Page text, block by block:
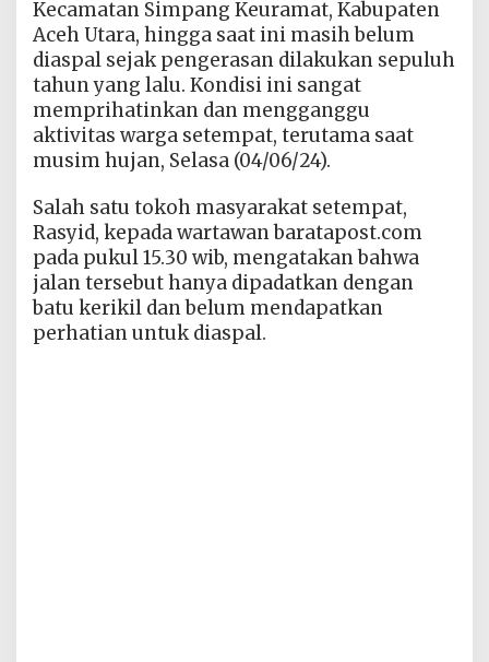
Kecamatan Simpang Keuramat, Kabupaten
Aceh Utara, hingga saat ini masih belum
diaspal sejak pengerasan dilakukan sepuluh
tahun yang lalu. Kondisi ini sangat
memprihatinkan dan mengganggu
aktivitas warga setempat, terutama saat
musim hujan, Selasa (04/06/24).
Salah satu tokoh masyarakat setempat,
Rasyid, kepada wartawan baratapost.com
pada pukul 15.30 wib, mengatakan bahwa
jalan tersebut hanya dipadatkan dengan
batu kerikil dan belum mendapatkan
perhatian untuk diaspal.